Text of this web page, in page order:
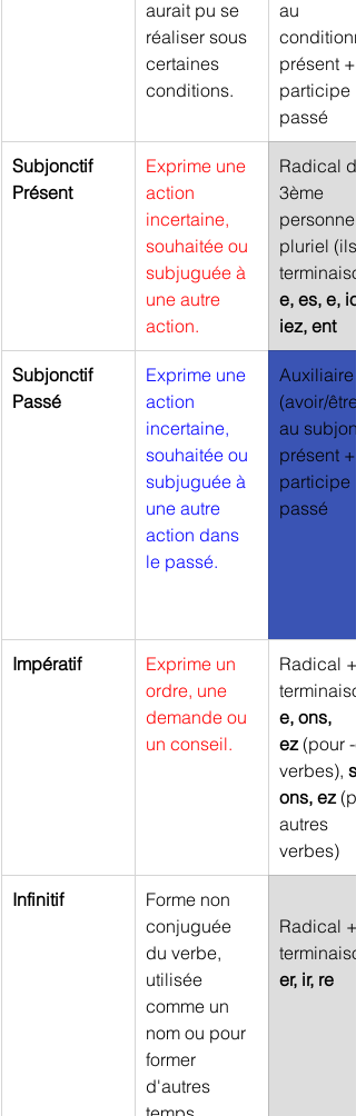
aurait pu se
réaliser sous
certaines
conditions.
au
présent +
participe
passé
Subjonctif
Présent
Exprime une
action
incertaine,
souhaitée ou
subjuguée à
une autre
action.
Radical
3ème
personne
pluriel
e, es, e,
iez, ent
Subjonctif
Passé
Exprime une
action
incertaine,
souhaitée ou
subjuguée à
une autre
action dans
le passé.
Auxiliaire
(avoir/être)
au
présent +
participe
passé
Impératif
Exprime un
ordre, une
demande ou
un conseil.
Radical +
e, ons,
ez (pour -
verbes), s,
ons, ez
autres
verbes)
Infinitif
Forme non
conjuguée
du verbe,
utilisée
comme un
nom ou pour
former
d'autres
Radical +
er, ir, re